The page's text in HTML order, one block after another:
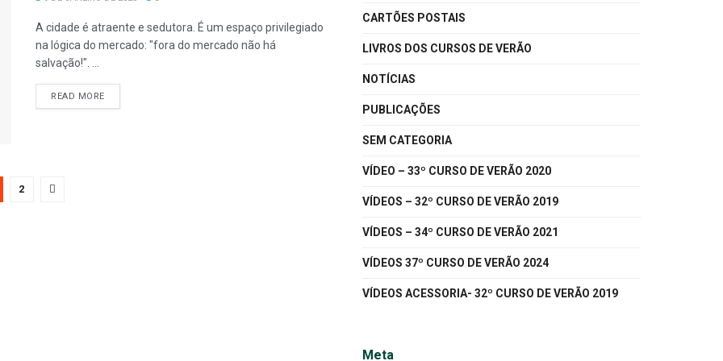
A cidade é atraente e sedutora. É um espaço privilegiado
na lógica do mercado: "fora do mercado não há
salvação!". ...
READ MORE
2
CARTÕES POSTAIS
LIVROS DOS CURSOS DE VERÃO
NOTÍCIAS
PUBLICAÇÕES
SEM CATEGORIA
VÍDEO – 33º CURSO DE VERÃO 2020
VÍDEOS – 32º CURSO DE VERÃO 2019
VÍDEOS – 34º CURSO DE VERÃO 2021
VÍDEOS 37º CURSO DE VERÃO 2024
VÍDEOS ACESSORIA- 32º CURSO DE VERÃO 2019
Meta